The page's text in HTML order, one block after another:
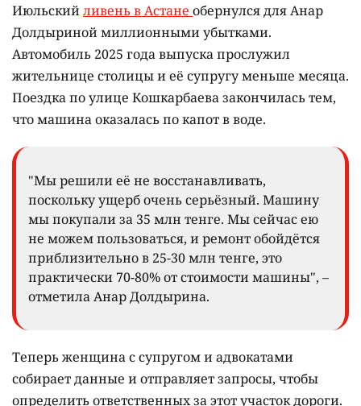
Июльскийливень в Астане обернулся для Анар
Долдыриной миллионными убытками.
Автомобиль 2025 года выпуска прослужил
жительнице столицы и её супругу меньше месяца.
Поездка по улице Кошкарбаева закончилась тем,
что машина оказалась по капот в воде.
"Мы решили её не восстанавливать,
поскольку ущерб очень серьёзный. Машину
мы покупали за 35 млн тенге. Мы сейчас ею
не можем пользоваться, и ремонт обойдётся
приблизительно в 25-30 млн тенге, это
практически 70-80% от стоимости машины", –
отметила Анар Долдырина.
Теперь женщина с супругом и адвокатами
собирает данные и отправляет запросы, чтобы
определить ответственных за этот участок дороги.